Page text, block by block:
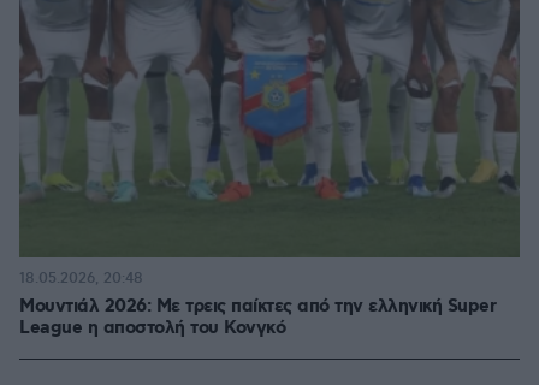
Μουντιάλ 2026: Με τρεις παίκτες από την ελληνική Super
League η αποστολή του Κονγκό
18.05.2026, 20:48